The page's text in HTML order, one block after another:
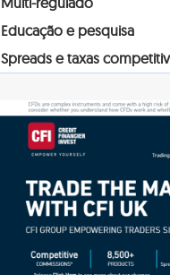
Educação e pesquisa
Spreads e taxas